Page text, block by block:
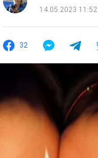
14.05.2023 11:52
32